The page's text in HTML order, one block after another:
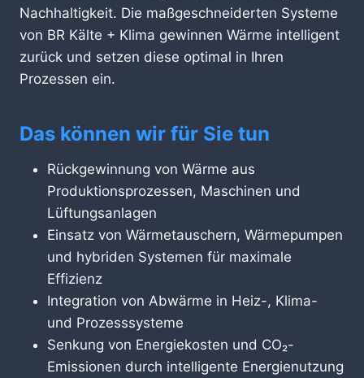
Nachhaltigkeit. Die maßgeschneiderten Systeme
von BR Kälte + Klima gewinnen Wärme intelligent
zurück und setzen diese optimal in Ihren
Prozessen ein.
Das können wir für Sie tun
Rückgewinnung von Wärme aus
Produktionsprozessen, Maschinen und
Lüftungsanlagen
Einsatz von Wärmetauschern, Wärmepumpen
und hybriden Systemen für maximale
Effizienz
Integration von Abwärme in Heiz-, Klima-
und Prozesssysteme
Senkung von Energiekosten und CO₂-
Emissionen durch intelligente Energienutzung